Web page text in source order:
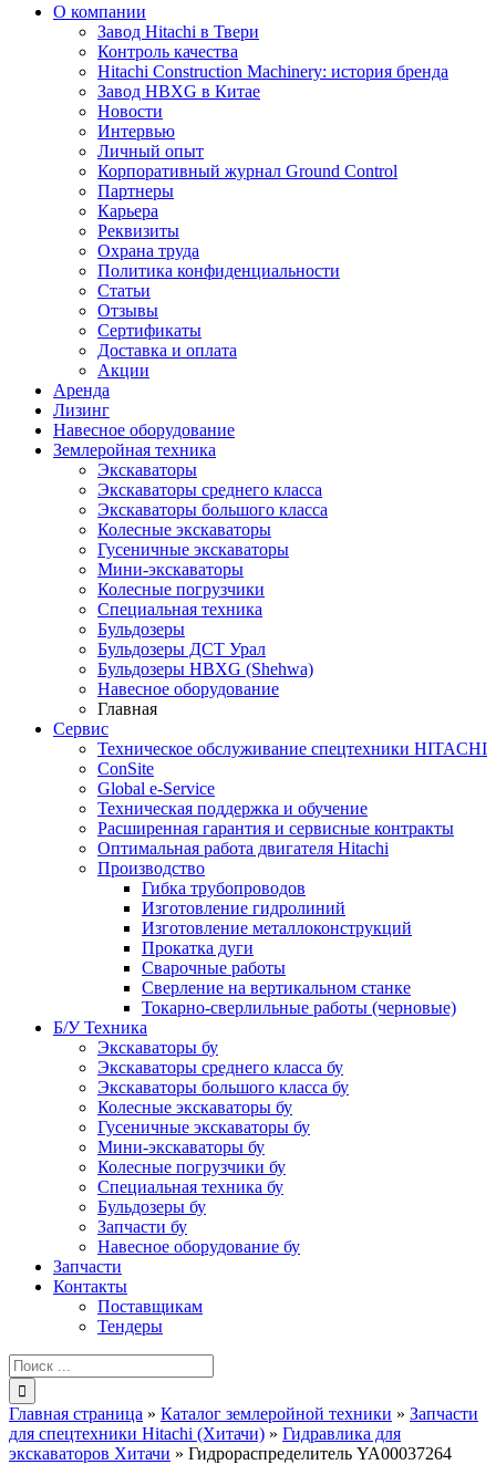
О компании
Завод Hitachi в Твери
Контроль качества
Hitachi Construction Machinery: история бренда
Завод HBXG в Китае
Новости
Интервью
Личный опыт
Корпоративный журнал Ground Control
Партнеры
Карьера
Реквизиты
Охрана труда
Политика конфиденциальности
Статьи
Отзывы
Сертификаты
Доставка и оплата
Акции
Аренда
Лизинг
Навесное оборудование
Землеройная техника
Экскаваторы
Экскаваторы среднего класса
Экскаваторы большого класса
Колесные экскаваторы
Гусеничные экскаваторы
Мини-экскаваторы
Колесные погрузчики
Специальная техника
Бульдозеры
Бульдозеры ДСТ Урал
Бульдозеры HBXG (Shehwa)
Навесное оборудование
Главная
Сервис
Техническое обслуживание спецтехники HITACHI
ConSite
Global e-Service
Техническая поддержка и обучение
Расширенная гарантия и сервисные контракты
Оптимальная работа двигателя Hitachi
Производство
Гибка трубопроводов
Изготовление гидролиний
Изготовление металлоконструкций
Прокатка дуги
Сварочные работы
Сверление на вертикальном станке
Токарно-сверлильные работы (черновые)
Б/У Техника
Экскаваторы бу
Экскаваторы среднего класса бу
Экскаваторы большого класса бу
Колесные экскаваторы бу
Гусеничные экскаваторы бу
Мини-экскаваторы бу
Колесные погрузчики бу
Специальная техника бу
Бульдозеры бу
Запчасти бу
Навесное оборудование бу
Запчасти
Контакты
Поставщикам
Тендеры
Результат
поиска:
Главная страница » Каталог землеройной техники » Запчасти
для спецтехники Hitachi (Хитачи) » Гидравлика для
экскаваторов Хитачи » Гидрораспределитель YA00037264